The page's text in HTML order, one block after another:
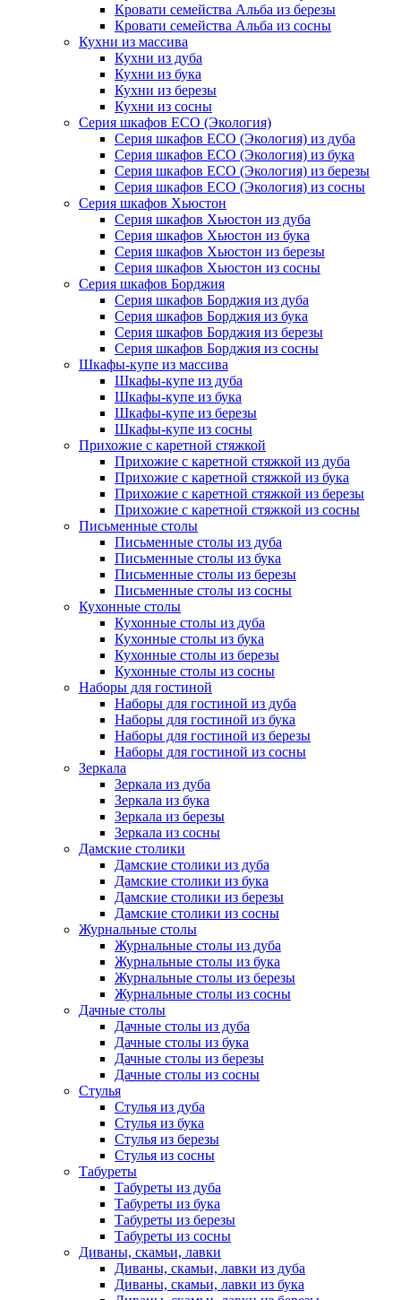
Кровати семейства Альба из березы
Кровати семейства Альба из сосны
Кухни из массива
Кухни из дуба
Кухни из бука
Кухни из березы
Кухни из сосны
Серия шкафов ECO (Экология)
Серия шкафов ECO (Экология) из дуба
Серия шкафов ECO (Экология) из бука
Серия шкафов ECO (Экология) из березы
Серия шкафов ECO (Экология) из сосны
Серия шкафов Хьюстон
Серия шкафов Хьюстон из дуба
Серия шкафов Хьюстон из бука
Серия шкафов Хьюстон из березы
Серия шкафов Хьюстон из сосны
Серия шкафов Борджия
Серия шкафов Борджия из дуба
Серия шкафов Борджия из бука
Серия шкафов Борджия из березы
Серия шкафов Борджия из сосны
Шкафы-купе из массива
Шкафы-купе из дуба
Шкафы-купе из бука
Шкафы-купе из березы
Шкафы-купе из сосны
Прихожие с каретной стяжкой
Прихожие с каретной стяжкой из дуба
Прихожие с каретной стяжкой из бука
Прихожие с каретной стяжкой из березы
Прихожие с каретной стяжкой из сосны
Письменные столы
Письменные столы из дуба
Письменные столы из бука
Письменные столы из березы
Письменные столы из сосны
Кухонные столы
Кухонные столы из дуба
Кухонные столы из бука
Кухонные столы из березы
Кухонные столы из сосны
Наборы для гостиной
Наборы для гостиной из дуба
Наборы для гостиной из бука
Наборы для гостиной из березы
Наборы для гостиной из сосны
Зеркала
Зеркала из дуба
Зеркала из бука
Зеркала из березы
Зеркала из сосны
Дамские столики
Дамские столики из дуба
Дамские столики из бука
Дамские столики из березы
Дамские столики из сосны
Журнальные столы
Журнальные столы из дуба
Журнальные столы из бука
Журнальные столы из березы
Журнальные столы из сосны
Дачные столы
Дачные столы из дуба
Дачные столы из бука
Дачные столы из березы
Дачные столы из сосны
Стулья
Стулья из дуба
Стулья из бука
Стулья из березы
Стулья из сосны
Табуреты
Табуреты из дуба
Табуреты из бука
Табуреты из березы
Табуреты из сосны
Диваны, скамьи, лавки
Диваны, скамьи, лавки из дуба
Диваны, скамьи, лавки из бука